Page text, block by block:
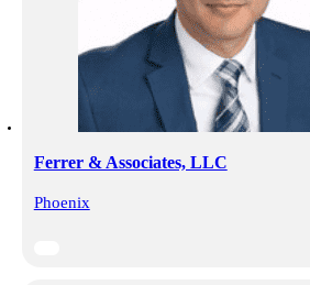
Ferrer & Associates, LLC
Phoenix